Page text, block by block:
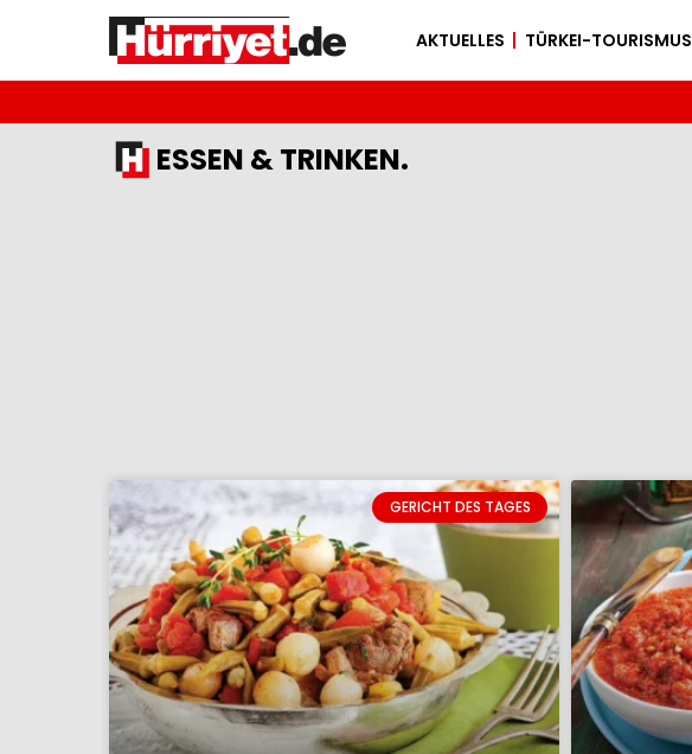
AKTUELLES TÜRKEI-TOURISMUS
ESSEN & TRINKEN.
GERICHT DES TAGES